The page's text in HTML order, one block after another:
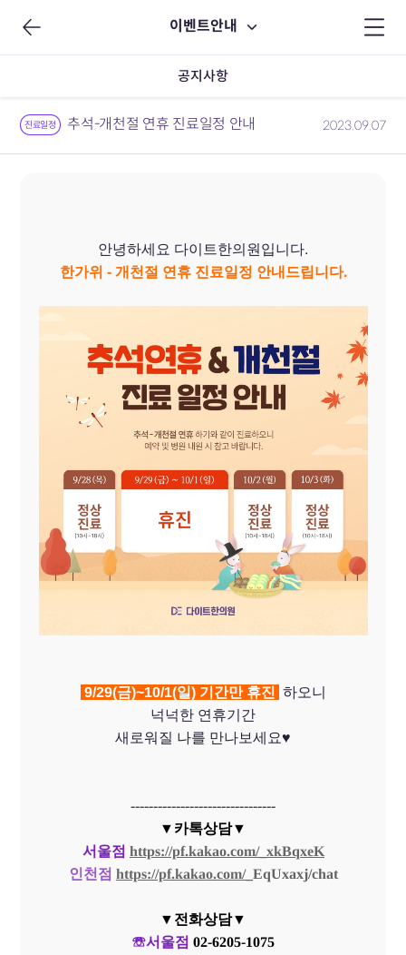
이벤트안내
공지사항
진료일정 추석-개천절 연휴 진료일정 안내 2023.09.07
안녕하세요 다이트한의원입니다.
한가위 - 개천절 연휴 진료일정 안내드립니다.
9/29(금)~10/1(일) 기간만 휴진 하오니
넉넉한 연휴기간
새로워질 나를 만나보세요♥
--------------------------------
▼카톡상담▼
서울점 https://pf.kakao.com/_xkBqxeK
인천점 https://pf.kakao.com/_ EqUxaxj/chat
▼전화상담▼
☏서울점 02-6205-1075